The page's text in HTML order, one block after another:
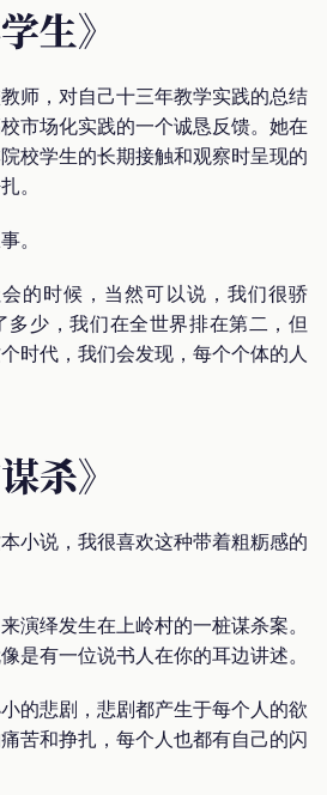
生》
师，对自己十三年教学实践的总结
市场化实践的一个诚恳反馈。她在
校学生的长期接触和观察时呈现的
。
。
的时候，当然可以说，我们很骄
多少，我们在全世界排在第二，但
时代，我们会发现，每个个体的人
杀》
小说，我很喜欢这种带着粗粝感的
演绎发生在上岭村的一桩谋杀案。
是有一位说书人在你的耳边讲述。
的悲剧，悲剧都产生于每个人的欲
苦和挣扎，每个人也都有自己的闪